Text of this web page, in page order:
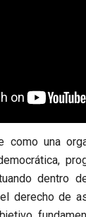
como una
dentro
derecho de